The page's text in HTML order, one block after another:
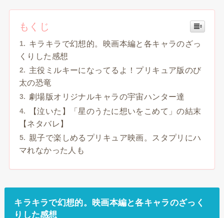
もくじ
キラキラで幻想的。映画本編と各キャラのざっ
くりした感想
主役ミルキーになってるよ！プリキュア版のび
太の恐竜
劇場版オリジナルキャラの宇宙ハンター達
【泣いた】「星のうたに想いをこめて」の結末
【ネタバレ】
親子で楽しめるプリキュア映画。スタプリにハ
マれなかった人も
キラキラで幻想的。映画本編と各キャラのざっく
りした感想